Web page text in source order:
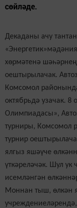
сөйләде.
Декаданы ачу
хөрмәтенә
оештырылачак.
Комсомол
октябрьдә узачак. 8
Олимпиадасы»,
турниры, Комсомол
турнир
ялгыз яшәүче
үткәреләчәк. Шул ук
исемләнгән
Моннан тыш, өлкән